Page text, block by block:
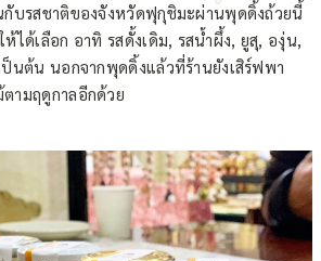
กับรสชาติของจังหวัดฟุกุชิมะผ่านพุดดิ้งถ้วยนี้
ได้เลือก อาทิ รสดั้งเดิม, รสน้ำผึ้ง, ยูสุ, องุ่น,
นต้น นอกจากพุดดิ้งแล้วที่ร้านยังเสิร์ฟพา
ามฤดูกาลอีกด้วย